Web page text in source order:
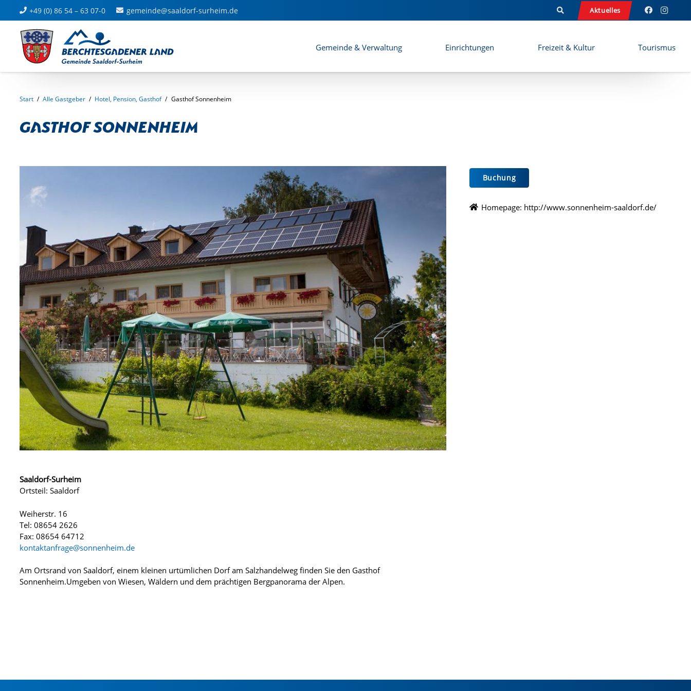
+49 (0) 86 54 – 63 07-0 gemeinde@saaldorf-surheim.de Aktuelles
Gemeinde & Verwaltung Einrichtungen Freizeit & Kultur Tourismus
Start / Alle Gastgeber / Hotel, Pension, Gasthof / Gasthof Sonnenheim
Gasthof Sonnenheim
Saaldorf-Surheim
Ortsteil: Saaldorf
Weiherstr. 16
Tel: 08654 2626
Fax: 08654 64712
kontaktanfrage@sonnenheim.de
Am Ortsrand von Saaldorf, einem kleinen urtümlichen Dorf am Salzhandelweg finden Sie den Gasthof
Sonnenheim.Umgeben von Wiesen, Wäldern und dem prächtigen Bergpanorama der Alpen.
Buchung
Homepage: http://www.sonnenheim-saaldorf.de/